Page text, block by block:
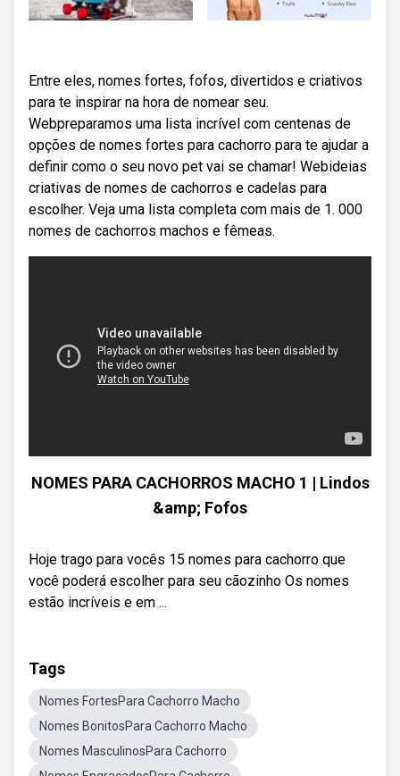
Entre eles, nomes fortes, fofos, divertidos e criativos
para te inspirar na hora de nomear seu.
Webpreparamos uma lista incrível com centenas de
opções de nomes fortes para cachorro para te ajudar a
definir como o seu novo pet vai se chamar! Webideias
criativas de nomes de cachorros e cadelas para
escolher. Veja uma lista completa com mais de 1. 000
nomes de cachorros machos e fêmeas.
NOMES PARA CACHORROS MACHO 1 | Lindos
&amp; Fofos
Hoje trago para vocês 15 nomes para cachorro que
você poderá escolher para seu cãozinho Os nomes
estão incríveis e em ...
Tags
Nomes FortesPara Cachorro Macho
Nomes BonitosPara Cachorro Macho
Nomes MasculinosPara Cachorro